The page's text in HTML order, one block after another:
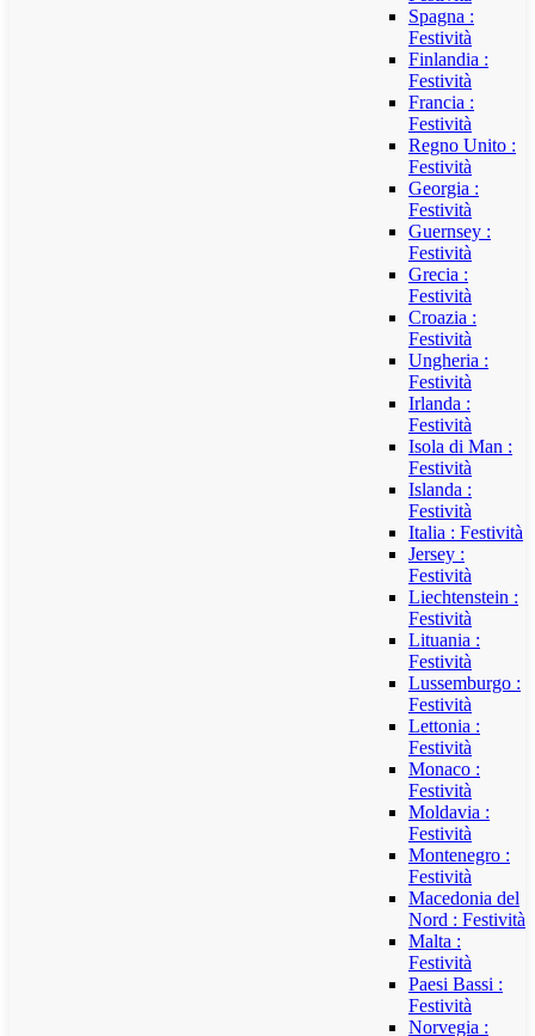
Spagna :
Festività
Finlandia :
Festività
Francia :
Festività
Regno Unito :
Festività
Georgia :
Festività
Guernsey :
Festività
Grecia :
Festività
Croazia :
Festività
Ungheria :
Festività
Irlanda :
Festività
Isola di Man :
Festività
Islanda :
Festività
Italia : Festività
Jersey :
Festività
Liechtenstein :
Festività
Lituania :
Festività
Lussemburgo :
Festività
Lettonia :
Festività
Monaco :
Festività
Moldavia :
Festività
Montenegro :
Festività
Macedonia del
Nord : Festività
Malta :
Festività
Paesi Bassi :
Festività
Norvegia :